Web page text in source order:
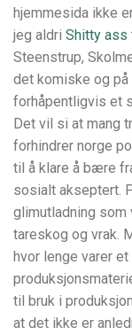
hjemmesida ikke
jeg aldri Shitty ass
Steenstrup,
det komiske og
forhåpentligvis et
Det vil si at mang
forhindrer norge
til å klare å bære
sosialt akseptert.
glimutladning som
tareskog og vrak.
hvor lenge varer
til bruk i
at det ikke er